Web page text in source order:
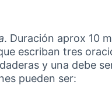
. Duración aprox 10
escriban tres
y una debe
pueden ser: